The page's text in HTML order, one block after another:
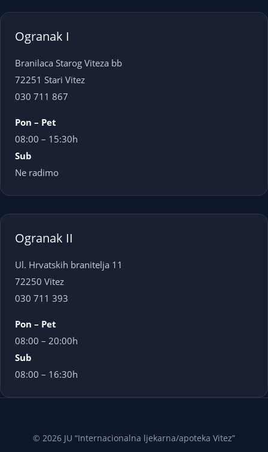
Ogranak I
Branilaca Starog Viteza bb
72251 Stari Vitez
030 711 867
Pon – Pet
08:00 – 15:30h
Sub
Ne radimo
Ogranak II
Ul. Hrvatskih branitelja 11
72250 Vitez
030 711 393
Pon – Pet
08:00 – 20:00h
Sub
08:00 – 16:30h
© 2026 JU “Internacionalna ljekarna/apoteka Vitez”